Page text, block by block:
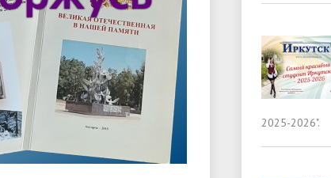
2025-2026".